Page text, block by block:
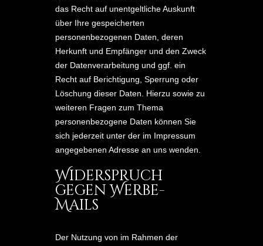
das Recht auf unentgeltliche Auskunft
über Ihre gespeicherten
personenbezogenen Daten, deren
Herkunft und Empfänger und den Zweck
der Datenverarbeitung und ggf. ein
Recht auf Berichtigung, Sperrung oder
Löschung dieser Daten. Hierzu sowie zu
weiteren Fragen zum Thema
personenbezogene Daten können Sie
sich jederzeit unter der im Impressum
angegebenen Adresse an uns wenden.
Widerspruch
gegen Werbe-
Mails
Der Nutzung von im Rahmen der